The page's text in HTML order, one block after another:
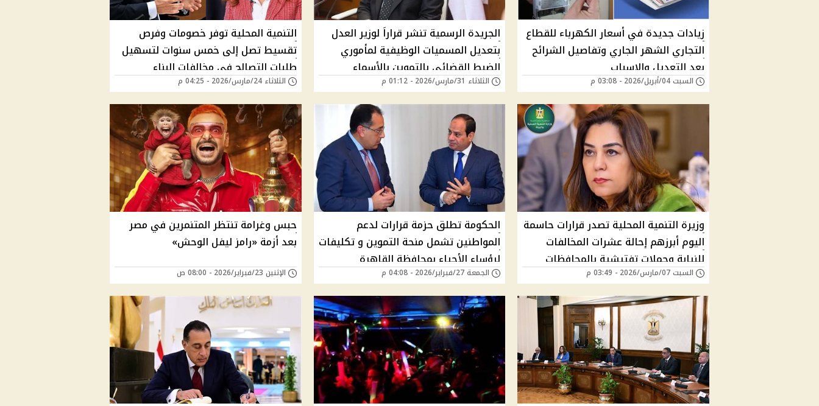
زيادات جديدة في أسعار الكهرباء للقطاع
التجاري الشهر الجاري وتفاصيل الشرائح
بعد التعديل والاسباب
السبت 04/أبريل/2026 - 03:08 م
الجريدة الرسمية تنشر قراراَ لوزير العدل
بتعديل المسميات الوظيفية لمأموري
الضبط القضائي بالتموين بالأسماء
الثلاثاء 31/مارس/2026 - 01:12 م
التنمية المحلية توفر خصومات وفرص
تقسيط تصل إلى خمس سنوات لتسهيل
طلبات التصالح في مخالفات البناء
الثلاثاء 24/مارس/2026 - 04:25 م
وزيرة التنمية المحلية تصدر قرارات حاسمة
اليوم أبرزهم إحالة عشرات المخالفات
للنيابة وحملات تفتيشية بالمحافظات
السبت 07/مارس/2026 - 03:49 م
الحكومة تطلق حزمة قرارات لدعم
المواطنين تشمل منحة التموين و تكليفات
لرؤساء الأحياء بمحافظة القاهرة
الجمعة 27/فبراير/2026 - 04:08 م
حبس وغرامة تنتظر المتنمرين في مصر
بعد أزمة «رامز ليفل الوحش»
الإثنين 23/فبراير/2026 - 08:00 ص